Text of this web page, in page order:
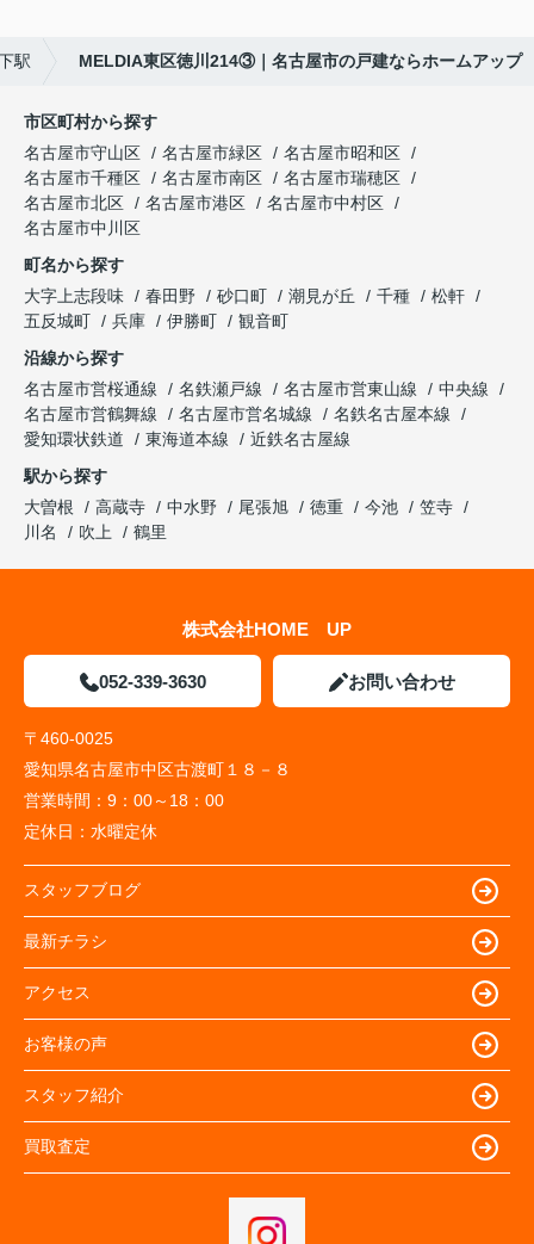
駅 MELDIA東区徳川214③｜名古屋市の戸建ならホームアップ
市区町村から探す
名古屋市守山区
名古屋市緑区
名古屋市昭和区
名古屋市千種区
名古屋市南区
名古屋市瑞穂区
名古屋市北区
名古屋市港区
名古屋市中村区
名古屋市中川区
町名から探す
大字上志段味
春田野 砂口町 潮見が丘 千種
松軒
五反城町
兵庫 伊勝町
観音町
沿線から探す
名古屋市営桜通線
名鉄瀬戸線 名古屋市営東山線
中央線
名古屋市営鶴舞線
名古屋市営名城線
名鉄名古屋本線
愛知環状鉄道
東海道本線
近鉄名古屋線
駅から探す
大曽根
高蔵寺 中水野 尾張旭 徳重 今池
笠寺
川名
吹上 鶴里
株式会社HOME UP
052-339-3630 お問い合わせ
〒460-0025
愛知県名古屋市中区古渡町１８－８
営業時間： 9：00～18：00
定休日： 水曜定休
スタッフブログ
最新チラシ
アクセス
お客様の声
スタッフ紹介
買取査定